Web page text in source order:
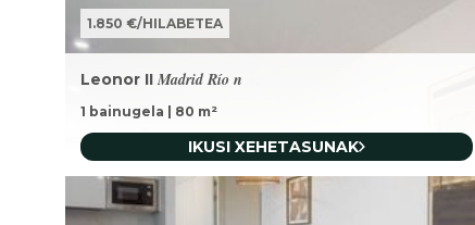
1.850 €/HILABETEA
Leonor II Madrid Río n
1 bainugela 80 m²
IKUSI XEHETASUNAK